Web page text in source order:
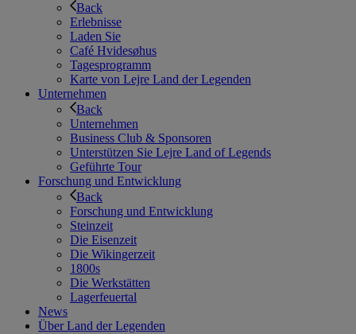
Back
Erlebnisse
Laden Sie
Café Hvidesøhus
Tagesprogramm
Karte von Lejre Land der Legenden
Unternehmen
Back
Unternehmen
Business Club & Sponsoren
Unterstützen Sie Lejre Land of Legends
Geführte Tour
Forschung und Entwicklung
Back
Forschung und Entwicklung
Steinzeit
Die Eisenzeit
Die Wikingerzeit
1800s
Die Werkstätten
Lagerfeuertal
News
Über Land der Legenden